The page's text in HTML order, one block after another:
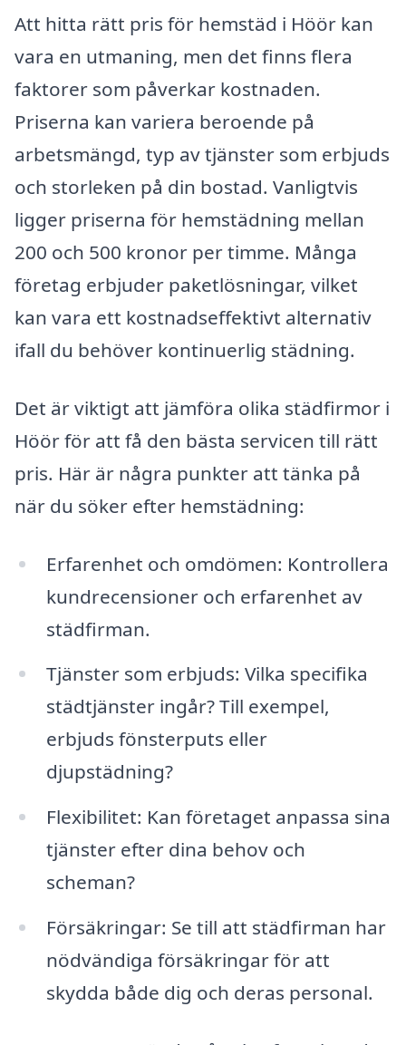
Att hitta rätt pris för hemstäd i Höör kan
vara en utmaning, men det finns flera
faktorer som påverkar kostnaden.
Priserna kan variera beroende på
arbetsmängd, typ av tjänster som erbjuds
och storleken på din bostad. Vanligtvis
ligger priserna för hemstädning mellan
200 och 500 kronor per timme. Många
företag erbjuder paketlösningar, vilket
kan vara ett kostnadseffektivt alternativ
ifall du behöver kontinuerlig städning.
Det är viktigt att jämföra olika städfirmor i
Höör för att få den bästa servicen till rätt
pris. Här är några punkter att tänka på
när du söker efter hemstädning:
Erfarenhet och omdömen: Kontrollera
kundrecensioner och erfarenhet av
städfirman.
Tjänster som erbjuds: Vilka specifika
städtjänster ingår? Till exempel,
erbjuds fönsterputs eller
djupstädning?
Flexibilitet: Kan företaget anpassa sina
tjänster efter dina behov och
scheman?
Försäkringar: Se till att städfirman har
nödvändiga försäkringar för att
skydda både dig och deras personal.